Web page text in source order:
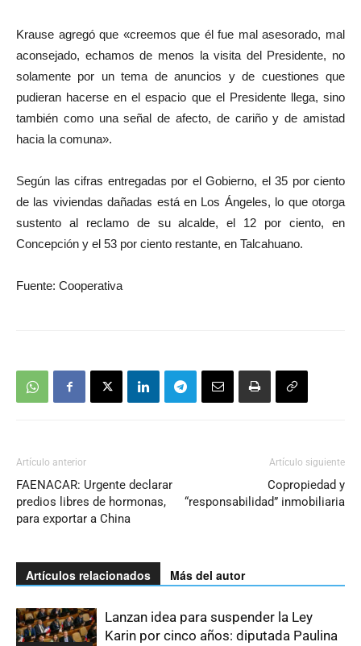
Krause agregó que «creemos que él fue mal asesorado, mal
aconsejado, echamos de menos la visita del Presidente, no
solamente por un tema de anuncios y de cuestiones que
pudieran hacerse en el espacio que el Presidente llega, sino
también como una señal de afecto, de cariño y de amistad
hacia la comuna».
Según las cifras entregadas por el Gobierno, el 35 por ciento
de las viviendas dañadas está en Los Ángeles, lo que otorga
sustento al reclamo de su alcalde, el 12 por ciento, en
Concepción y el 53 por ciento restante, en Talcahuano.
Fuente: Cooperativa
Artículo anterior
FAENACAR: Urgente declarar
predios libres de hormonas,
para exportar a China
Artículo siguiente
Copropiedad y
“responsabilidad” inmobiliaria
Artículos relacionados Más del autor
Lanzan idea para suspender la Ley
Karin por cinco años: diputada Paulina